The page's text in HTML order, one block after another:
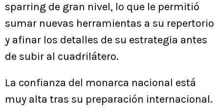
sparring de gran nivel, lo que le permitió
sumar nuevas herramientas a su repertorio
y afinar los detalles de su estrategia antes
de subir al cuadrilátero.
La confianza del monarca nacional está
muy alta tras su preparación internacional.